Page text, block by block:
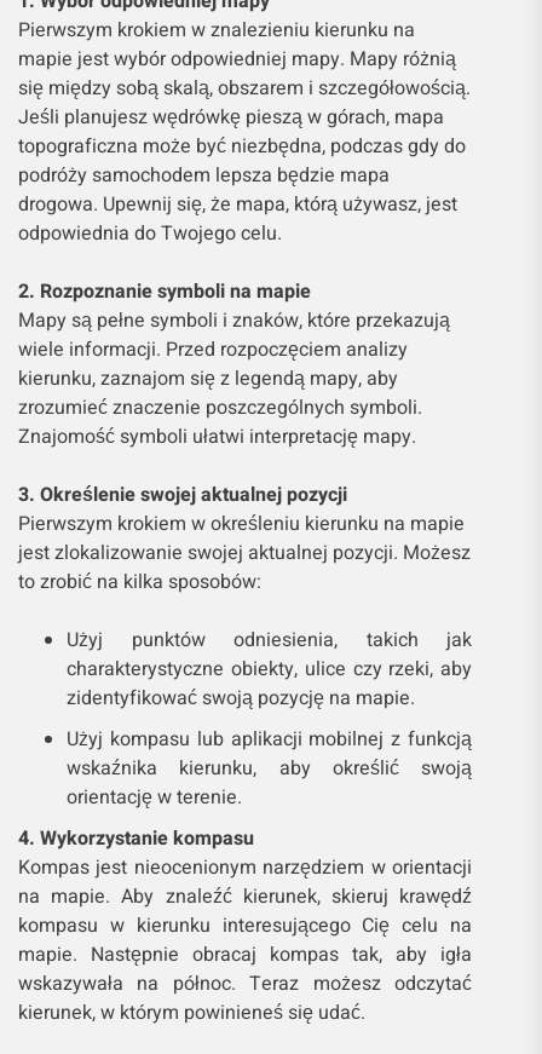
Pierwszym krokiem w znalezieniu kierunku na
mapie jest wybór odpowiedniej mapy. Mapy różnią
się między sobą skalą, obszarem i szczegółowością.
Jeśli planujesz wędrówkę pieszą w górach, mapa
topograficzna może być niezbędna, podczas gdy do
podróży samochodem lepsza będzie mapa
drogowa. Upewnij się, że mapa, którą używasz, jest
odpowiednia do Twojego celu.
2. Rozpoznanie symboli na mapie
Mapy są pełne symboli i znaków, które przekazują
wiele informacji. Przed rozpoczęciem analizy
kierunku, zaznajom się z legendą mapy, aby
zrozumieć znaczenie poszczególnych symboli.
Znajomość symboli ułatwi interpretację mapy.
3. Określenie swojej aktualnej pozycji
Pierwszym krokiem w określeniu kierunku na mapie
jest zlokalizowanie swojej aktualnej pozycji. Możesz
to zrobić na kilka sposobów:
Użyj punktów odniesienia, takich jak
charakterystyczne obiekty, ulice czy rzeki, aby
zidentyfikować swoją pozycję na mapie.
Użyj kompasu lub aplikacji mobilnej z funkcją
wskaźnika kierunku, aby określić swoją
orientację w terenie.
4. Wykorzystanie kompasu
Kompas jest nieocenionym narzędziem w orientacji
na mapie. Aby znaleźć kierunek, skieruj krawędź
kompasu w kierunku interesującego Cię celu na
mapie. Następnie obracaj kompas tak, aby igła
wskazywała na północ. Teraz możesz odczytać
kierunek, w którym powinieneś się udać.